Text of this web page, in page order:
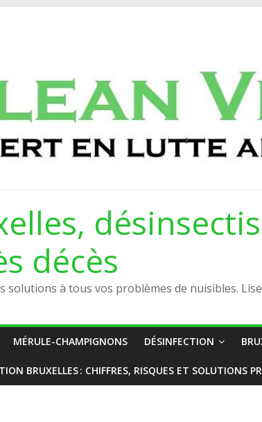
décès
solutions à tous vos problèmes de nuisibles.
MÉRULE-CHAMPIGNONS DÉSINFECTION
BRUXELLES : CHIFFRES, RISQUES ET SOLUTIONS